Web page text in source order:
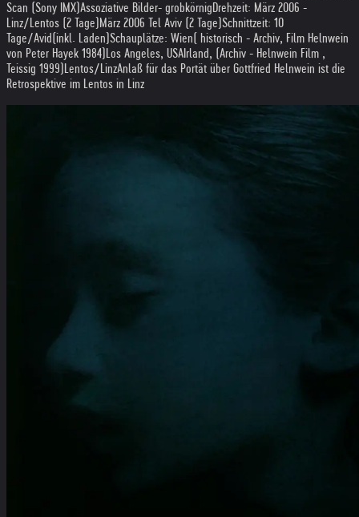
Scan (Sony IMX) Assoziative Bilder- grobkörnig Drehzeit: März 2006 -
Linz/Lentos (2 Tage) März 2006 Tel Aviv (2 Tage) Schnittzeit: 10
Tage/Avid(inkl. Laden) Schauplätze: Wien( historisch - Archiv, Film Helnwein
von Peter Hayek 1984)
Los Angeles, USAIrland, (Archiv - Helnwein Film ,
Teissig 1999)
Lentos/LinzAnlaß für das Portät über Gottfried Helnwein ist die
Retrospektive im Lentos in Linz